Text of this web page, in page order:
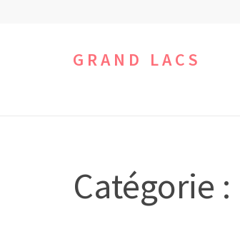
GRAND LACS
Catégorie :